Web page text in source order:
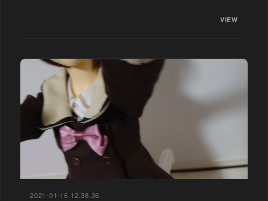
VIEW
2021-01-16 12.38.36